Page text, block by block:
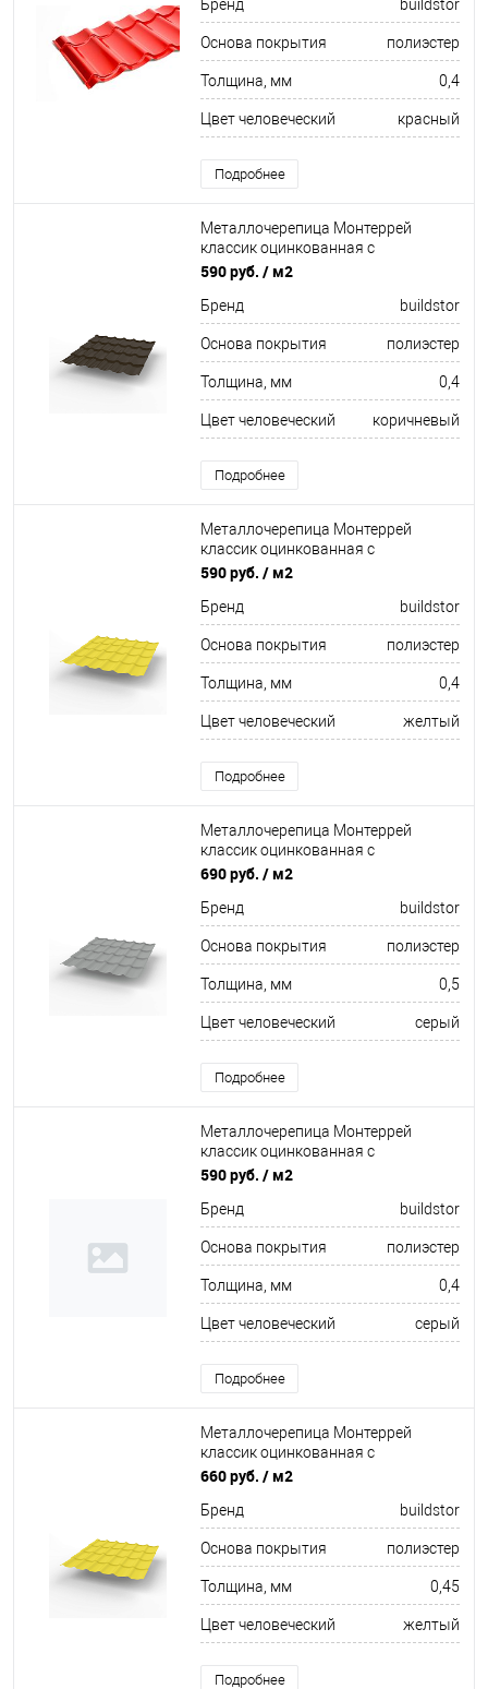
Бренд buildstor
Основа покрытия полиэстер
Толщина, мм 0,4
Цвет человеческий красный
Подробнее
Металлочерепица Монтеррей
классик оцинкованная с
полимерным покрытием
590 руб. / м2
Бренд buildstor
Основа покрытия полиэстер
Толщина, мм 0,4
Цвет человеческий коричневый
Подробнее
Металлочерепица Монтеррей
классик оцинкованная с
полимерным покрытием
590 руб. / м2
Бренд buildstor
Основа покрытия полиэстер
Толщина, мм 0,4
Цвет человеческий желтый
Подробнее
Металлочерепица Монтеррей
классик оцинкованная с
полимерным покрытием
690 руб. / м2
Бренд buildstor
Основа покрытия полиэстер
Толщина, мм 0,5
Цвет человеческий серый
Подробнее
Металлочерепица Монтеррей
классик оцинкованная с
полимерным покрытием
590 руб. / м2
Бренд buildstor
Основа покрытия полиэстер
Толщина, мм 0,4
Цвет человеческий серый
Подробнее
Металлочерепица Монтеррей
классик оцинкованная с
полимерным покрытием
660 руб. / м2
Бренд buildstor
Основа покрытия полиэстер
Толщина, мм 0,45
Цвет человеческий желтый
Подробнее